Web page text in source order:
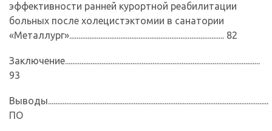
эффективности ранней курортной реабилитации
больных после холецистэктомии в санатории
«Металлург»..................................................................................... 82
Заключение...........................................................................................................
93
Выводы.........................................................................................................................
ПО